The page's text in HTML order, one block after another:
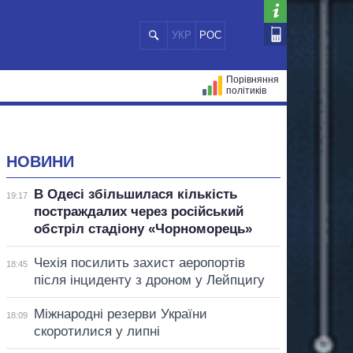
УКР РОС
Порівняння
політиків
НОВИНИ
19:17
В Одесі збільшилася кількість
постраждалих через російський
обстріл стадіону «Чорноморець»
18:45
Чехія посилить захист аеропортів
після інциденту з дроном у Лейпцигу
18:09
Міжнародні резерви України
скоротилися у липні